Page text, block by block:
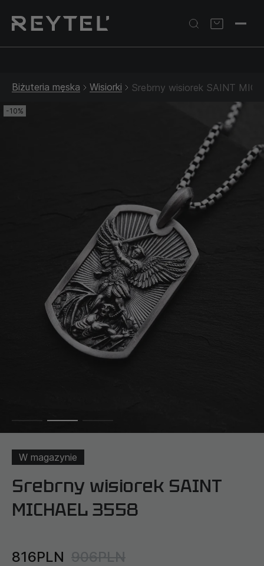
Złota biżuteria: –30% | Do 31.08
Biżuteria męska Wisiorki Srebrny wisiorek SAINT
-10%
W magazynie
Srebrny wisiorek SAINT
MICHAEL 3558
816PLN 906PLN